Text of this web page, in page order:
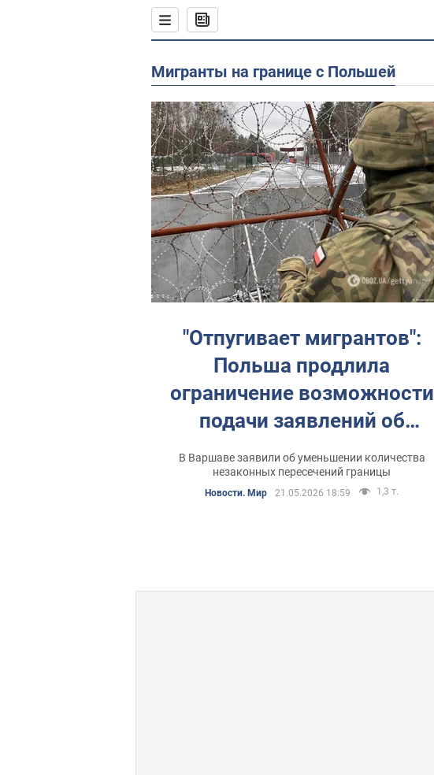
Мигранты на границе с Польшей
"Отпугивает мигрантов":
Польша продлила
ограничение возможности
подачи заявлений об
убежище на границе с
Беларусью
В Варшаве заявили об уменьшении количества
незаконных пересечений границы
Новости. Мир 21.05.2026 18:59 1,3 т.